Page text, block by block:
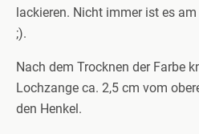
lackieren. Nicht immer ist es
;).
Nach dem Trocknen der Farbe
Lochzange ca. 2,5 cm vom
den Henkel.